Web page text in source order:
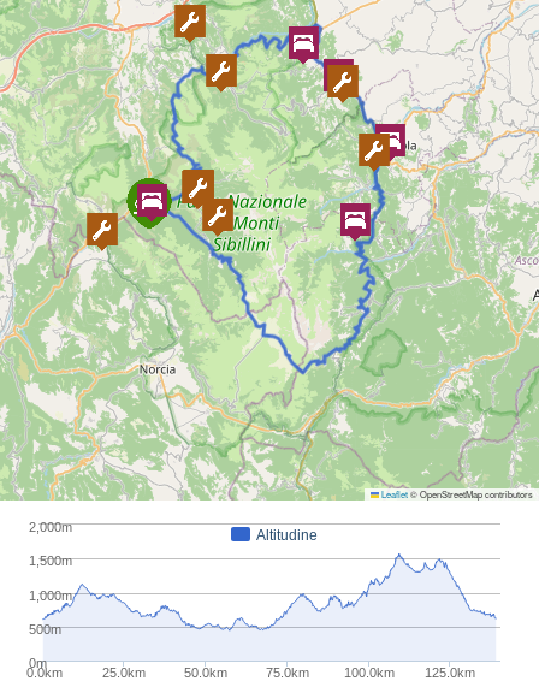
Leaflet© OpenStreetMap contributors
Altitudine
0.0km 25.0km 50.0km 75.0km 100.0km 125.0km
0m
500m
1,000m
1,500m
2,000m